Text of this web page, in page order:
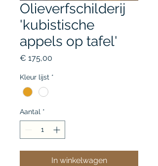
Olieverfschilderij
'kubistische
appels op tafel'
€ 175,00
Kleur lijst *
Aantal *
In winkelwagen